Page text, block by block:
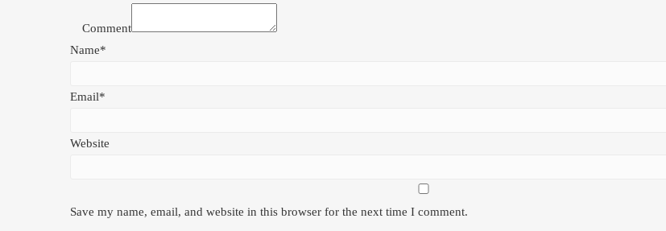
Comment
Name*
Email*
Website
Save my name, email, and website in this browser for the next time I comment.